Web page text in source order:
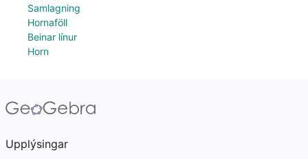
Samlagning
Hornaföll
Beinar línur
Horn
Upplýsingar